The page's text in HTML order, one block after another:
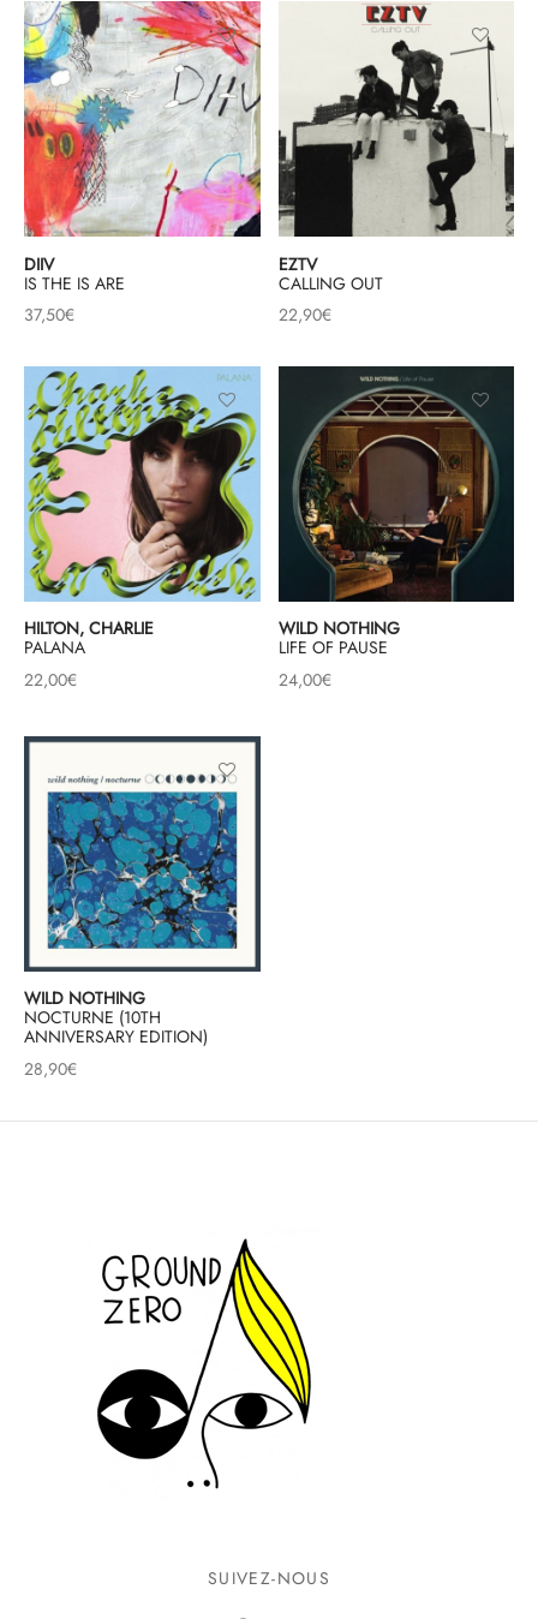
DIIV
IS THE IS ARE
37,50€
EZTV
CALLING OUT
22,90€
HILTON, CHARLIE
PALANA
22,00€
WILD NOTHING
LIFE OF PAUSE
24,00€
WILD NOTHING
NOCTURNE (10TH
ANNIVERSARY EDITION)
28,90€
SUIVEZ-NOUS